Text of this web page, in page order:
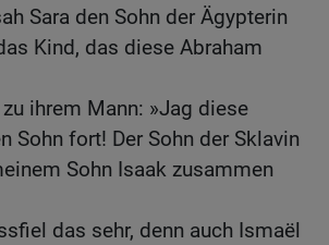
Sara den Sohn der Ägypterin
Kind, das diese Abraham
ihrem Mann: »Jag diese
Sohn fort! Der Sohn der Sklavin
Sohn Isaak zusammen
das sehr, denn auch Ismaël